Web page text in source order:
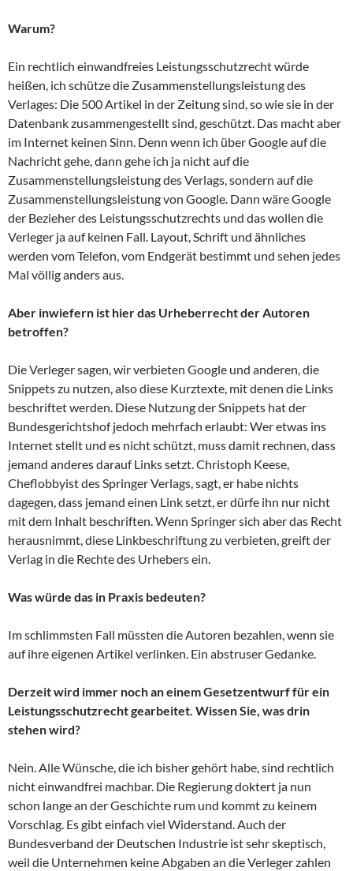
Warum?
Ein rechtlich einwandfreies Leistungsschutzrecht würde
heißen, ich schütze die Zusammenstellungsleistung des
Verlages: Die 500 Artikel in der Zeitung sind, so wie sie in der
Datenbank zusammengestellt sind, geschützt. Das macht aber
im Internet keinen Sinn. Denn wenn ich über Google auf die
Nachricht gehe, dann gehe ich ja nicht auf die
Zusammenstellungsleistung des Verlags, sondern auf die
Zusammenstellungsleistung von Google. Dann wäre Google
der Bezieher des Leistungsschutzrechts und das wollen die
Verleger ja auf keinen Fall. Layout, Schrift und ähnliches
werden vom Telefon, vom Endgerät bestimmt und sehen jedes
Mal völlig anders aus.
Aber inwiefern ist hier das Urheberrecht der Autoren
betroffen?
Die Verleger sagen, wir verbieten Google und anderen, die
Snippets zu nutzen, also diese Kurztexte, mit denen die Links
beschriftet werden. Diese Nutzung der Snippets hat der
Bundesgerichtshof jedoch mehrfach erlaubt: Wer etwas ins
Internet stellt und es nicht schützt, muss damit rechnen, dass
jemand anderes darauf Links setzt. Christoph Keese,
Cheflobbyist des Springer Verlags, sagt, er habe nichts
dagegen, dass jemand einen Link setzt, er dürfe ihn nur nicht
mit dem Inhalt beschriften. Wenn Springer sich aber das Recht
herausnimmt, diese Linkbeschriftung zu verbieten, greift der
Verlag in die Rechte des Urhebers ein.
Was würde das in Praxis bedeuten?
Im schlimmsten Fall müssten die Autoren bezahlen, wenn sie
auf ihre eigenen Artikel verlinken. Ein abstruser Gedanke.
Derzeit wird immer noch an einem Gesetzentwurf für ein
Leistungsschutzrecht gearbeitet. Wissen Sie, was drin
stehen wird?
Nein. Alle Wünsche, die ich bisher gehört habe, sind rechtlich
nicht einwandfrei machbar. Die Regierung doktert ja nun
schon lange an der Geschichte rum und kommt zu keinem
Vorschlag. Es gibt einfach viel Widerstand. Auch der
Bundesverband der Deutschen Industrie ist sehr skeptisch,
weil die Unternehmen keine Abgaben an die Verleger zahlen